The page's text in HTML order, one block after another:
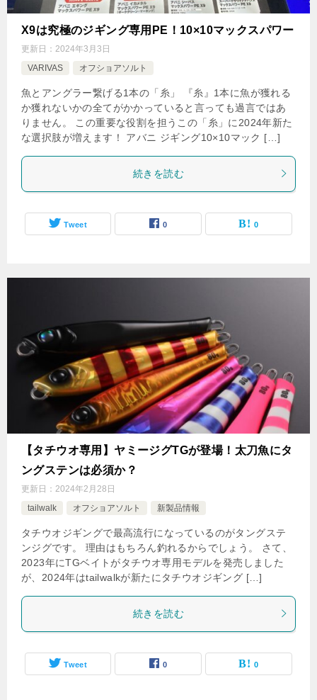
X9は究極のジギング専用PE！10×10マックスパワー
更新日： 2024年3月3日
VARIVAS
オフショアソルト
魚とアングラー繋げる1本の「糸」 『糸』1本に魚が獲れる
か獲れないかの全てがかかっていると言っても過言ではあ
りません。 この重要な役割を担うこの「糸」に2024年新た
な選択肢が増えます！ アバニ ジギング10×10マック […]
続きを読む
Tweet 0 0
【タチウオ専用】ヤミージグTGが登場！太刀魚にタ
ングステンは必須か？
更新日： 2024年2月28日
tailwalk
オフショアソルト 新製品情報
タチウオジギングで最高流行になっているのがタングステ
ンジグです。 理由はもちろん釣れるからでしょう。 さて、
2023年にTGベイトがタチウオ専用モデルを発売しました
が、2024年はtailwalkが新たにタチウオジギング […]
続きを読む
Tweet 0 0